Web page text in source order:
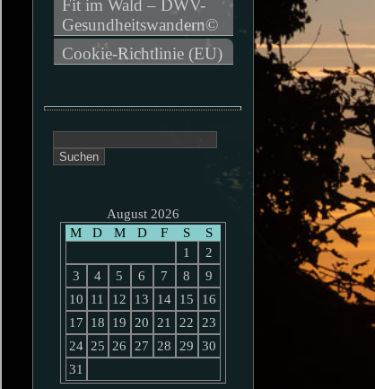
Fit im Wald – DWV-
Gesundheitswandern©
Cookie-Richtlinie (EU)
nach:
August 2026
M
D M D F S
S
1
2
3
4 5 6 7 8
9
10
11 12 13 14 15
16
17
18 19 20 21 22
23
24 25 26 27 28 29
30
31